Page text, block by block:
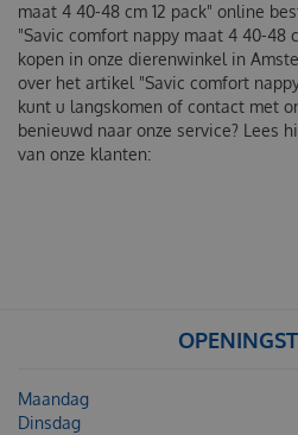
maat 4 40-48 cm 12 pack" online
"Savic comfort nappy maat 4 40-48
kopen in onze dierenwinkel in
over het artikel "Savic comfort
kunt u langskomen of contact met
benieuwd naar onze service? Lees
van onze klanten:
Maandag
Dinsdag